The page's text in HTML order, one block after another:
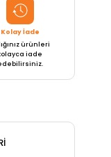
Kolay İade
ürünleri
iade